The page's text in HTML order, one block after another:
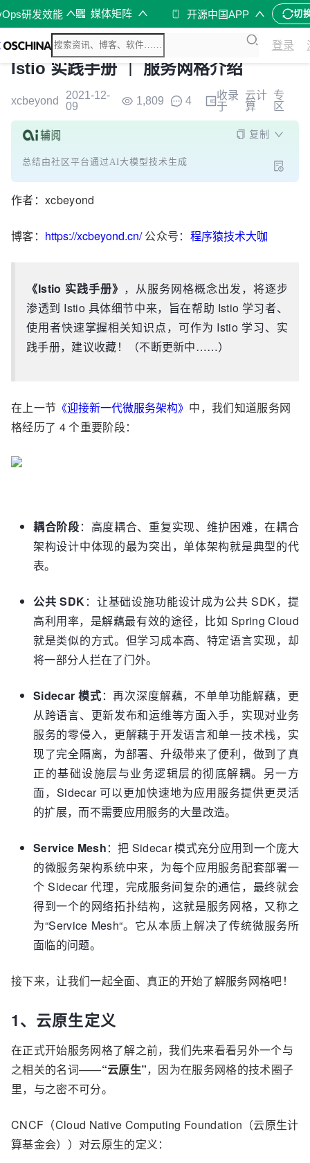
研发效能 媒体矩阵 开源中国APP 切
登录
Istio 实践手册 ｜ 服务网格介绍
xcbeyond
2021-12-
09
1,809 4
收录
于
云计
算
专
区
复制
总结由社区平台通过AI大模型技术生成
作者：xcbeyond
博客： https://xcbeyond.cn/公众号： 程序猿技术大咖
《Istio 实践手册》 ，从服务网格概念出发，将逐步
渗透到 Istio 具体细节中来，旨在帮助 Istio 学习者、
使用者快速掌握相关知识点，可作为 Istio 学习、实
践手册，建议收藏！（不断更新中……）
在上一节 《迎接新一代微服务架构》 中，我们知道服务网
格经历了 4 个重要阶段：
耦合阶段：高度耦合、重复实现、维护困难，在耦合
架构设计中体现的最为突出，单体架构就是典型的代
表。
公共 SDK：让基础设施功能设计成为公共 SDK，提
高利用率，是解藕最有效的途径，比如 Spring Cloud
就是类似的方式。但学习成本高、特定语言实现，却
将一部分人拦在了门外。
Sidecar 模式：再次深度解藕，不单单功能解藕，更
从跨语言、更新发布和运维等方面入手，实现对业务
服务的零侵入，更解藕于开发语言和单一技术栈，实
现了完全隔离，为部署、升级带来了便利，做到了真
正的基础设施层与业务逻辑层的彻底解耦。另一方
面，Sidecar 可以更加快速地为应用服务提供更灵活
的扩展，而不需要应用服务的大量改造。
Service Mesh：把 Sidecar 模式充分应用到一个庞大
的微服务架构系统中来，为每个应用服务配套部署一
个 Sidecar 代理，完成服务间复杂的通信，最终就会
得到一个的网络拓扑结构，这就是服务网格，又称之
为“Service Mesh“。它从本质上解决了传统微服务所
面临的问题。
接下来，让我们一起全面、真正的开始了解服务网格吧！
1、云原生定义
在正式开始服务网格了解之前，我们先来看看另外一个与
之相关的名词——“云原生”，因为在服务网格的技术圈子
里，与之密不可分。
CNCF（Cloud Native Computing Foundation（云原生计
算基金会））对云原生的定义：